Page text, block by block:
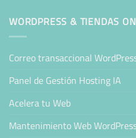
WORDPRESS & TIENDAS
Correo transaccional
Panel de Gestión Hosting IA
Acelera tu Web
Mantenimiento Web